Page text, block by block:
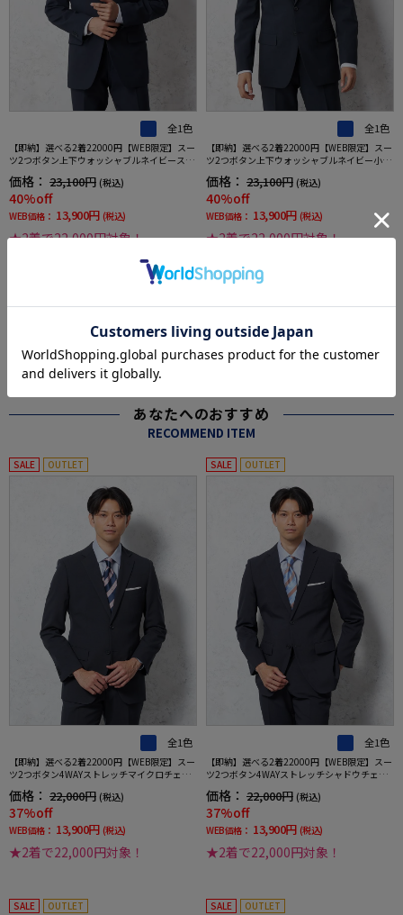
全1色
【即納】選べる2着22000円【WEB限定】スー
ツ2つボタン上下ウォッシャブルネイビースト
ライプ3シーズン対応
価格： 23,100円 (税込)
40%off
WEB価格： 13,900円 (税込)
★2着で22,000円対象！
全1色
【即納】選べる2着22000円【WEB限定】スー
ツ2つボタン上下ウォッシャブルネイビー小柄
3シーズン対応
価格： 23,100円 (税込)
40%off
WEB価格： 13,900円 (税込)
★2着で22,000円対象！
more
あなたへのおすすめ
RECOMMEND ITEM
SALE OUTLET
全1色
【即納】選べる2着22000円【WEB限定】スー
ツ2つボタン4WAYストレッチマイクロチェッ
クネイビー
価格： 22,000円 (税込)
37%off
WEB価格： 13,900円 (税込)
★2着で22,000円対象！
SALE OUTLET
全1色
【即納】選べる2着22000円【WEB限定】スー
ツ2つボタン4WAYストレッチシャドウチェッ
クネイビー
価格： 22,000円 (税込)
37%off
WEB価格： 13,900円 (税込)
★2着で22,000円対象！
SALE OUTLET SALE OUTLET